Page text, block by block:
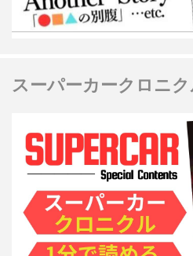
スーパーカークロニ